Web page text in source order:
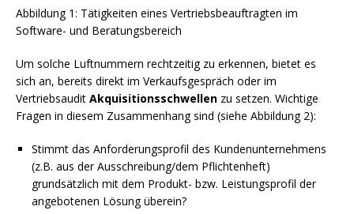
Abbildung 1: Tätigkeiten eines Vertriebsbeauftragten im
Software- und Beratungsbereich
Um solche Luftnummern rechtzeitig zu erkennen, bietet es
sich an, bereits direkt im Verkaufsgespräch oder im
Vertriebsaudit Akquisitionsschwellen zu setzen. Wichtige
Fragen in diesem Zusammenhang sind (siehe Abbildung 2):
Stimmt das Anforderungsprofil des Kundenunternehmens
(z.B. aus der Ausschreibung/dem Pflichtenheft)
grundsätzlich mit dem Produkt- bzw. Leistungsprofil der
angebotenen Lösung überein?